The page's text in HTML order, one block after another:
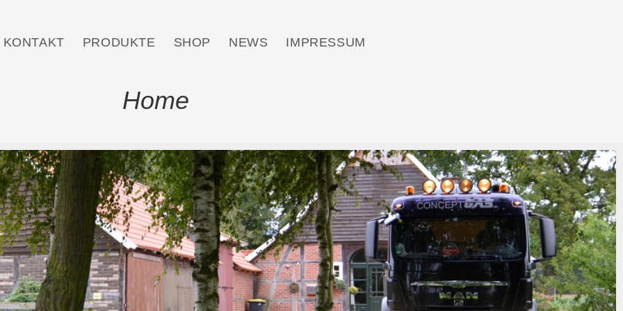
KONTAKT PRODUKTE SHOP NEWS IMPRESSUM
Home